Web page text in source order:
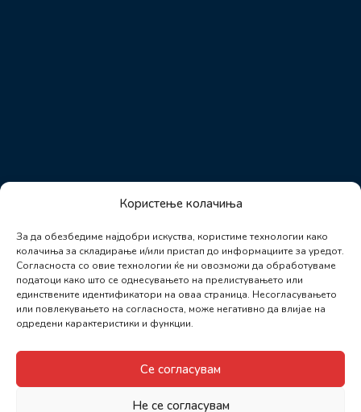
Користење колачиња
За да обезбедиме најдобри искуства, користиме технологии како
колачиња за складирање и/или пристап до информациите за уредот.
Согласноста со овие технологии ќе ни овозможи да обработуваме
податоци како што се однесувањето на прелистувањето или
единствените идентификатори на оваа страница. Несогласувањето
или повлекувањето на согласноста, може негативно да влијае на
одредени карактеристики и функции.
Се согласувам
Не се согласувам